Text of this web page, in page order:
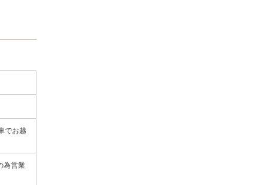
でお越
為営業